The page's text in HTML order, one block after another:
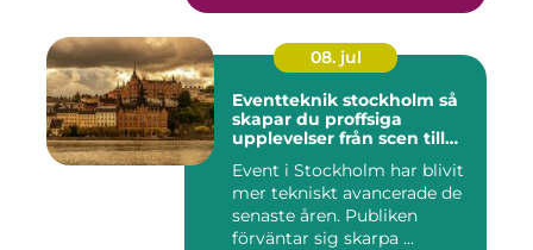
08. jul
Eventteknik stockholm så
skapar du proffsiga
upplevelser från scen till
Event i Stockholm har blivit
mer tekniskt avancerade de
senaste åren. Publiken
förväntar sig skarpa ...